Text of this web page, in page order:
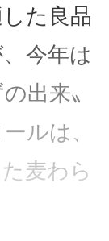
た良品
今年は
出来〟
ルは、
麦わら